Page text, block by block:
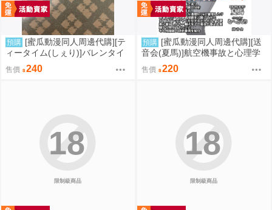
預購 [蜜瓜動漫同人周邊代購][テ
ィータイム(しぇり)]バレンタイ
ンデーキッス(2.5次元的誘惑)(同
人誌)
售價 240
預購 [蜜瓜動漫同人周邊代購][送
音会(夏馬)]航空機事故と心理学
(同人誌)
售價 220
限制級商品
18
限制級商品
18